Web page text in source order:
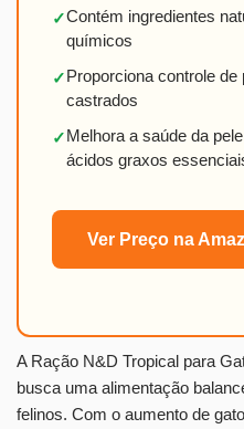
✓Contém ingredientes
químicos
✓Proporciona controle de
castrados
✓Melhora a saúde da
ácidos graxos
Ver Preço na
A Ração N&D Tropical para
busca uma alimentação
felinos. Com o aumento de